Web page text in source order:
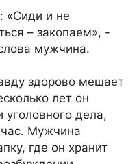
«Сиди и не
– закопаем», -
мужчина.
здорово мешает
лет он
уголовного дела,
Мужчина
где он хранит